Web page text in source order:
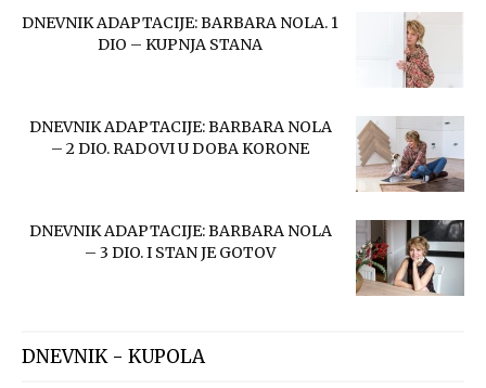
DNEVNIK ADAPTACIJE: BARBARA NOLA. 1
DIO – KUPNJA STANA
DNEVNIK ADAPTACIJE: BARBARA NOLA
– 2 DIO. RADOVI U DOBA KORONE
DNEVNIK ADAPTACIJE: BARBARA NOLA
– 3 DIO. I STAN JE GOTOV
DNEVNIK - KUPOLA